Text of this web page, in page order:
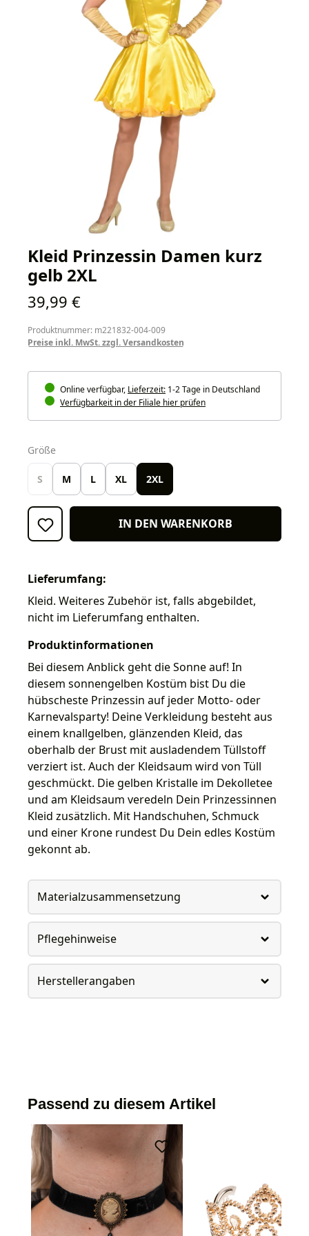
Kleid Prinzessin Damen kurz
gelb 2XL
Regulärer Preis:
39,99 €
Produktnummer: m221832-004-009
Preise inkl. MwSt. zzgl. Versandkosten
Online verfügbar, Lieferzeit: 1-2 Tage in Deutschland
Verfügbarkeit in der Filiale hier prüfen
Größe
S M L XL 2XL
IN DEN WARENKORB
Lieferumfang:
Kleid. Weiteres Zubehör ist, falls abgebildet,
nicht im Lieferumfang enthalten.
Produktinformationen
Bei diesem Anblick geht die Sonne auf! In
diesem sonnengelben Kostüm bist Du die
hübscheste Prinzessin auf jeder Motto- oder
Karnevalsparty! Deine Verkleidung besteht aus
einem knallgelben, glänzenden Kleid, das
oberhalb der Brust mit ausladendem Tüllstoff
verziert ist. Auch der Kleidsaum wird von Tüll
geschmückt. Die gelben Kristalle im Dekolletee
und am Kleidsaum veredeln Dein Prinzessinnen
Kleid zusätzlich. Mit Handschuhen, Schmuck
und einer Krone rundest Du Dein edles Kostüm
gekonnt ab.
Materialzusammensetzung
Pflegehinweise
Herstellerangaben
Passend zu diesem Artikel